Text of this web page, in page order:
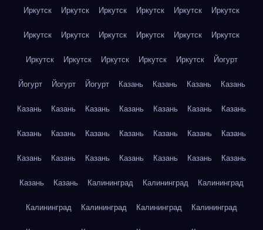
Иркутск Иркутск Иркутск Иркутск Иркутск Иркутск
Иркутск Иркутск Иркутск Иркутск Иркутск Иркутск
Иркутск Иркутск Иркутск Иркутск Иркутск Йогурт
Йогурт Йогурт Йогурт Казань Казань Казань Казань
Казань Казань Казань Казань Казань Казань Казань
Казань Казань Казань Казань Казань Казань Казань
Казань Казань Казань Казань Казань Казань Казань
Казань Казань Калининград Калининград Калининград
Калининград Калининград Калининград Калининград